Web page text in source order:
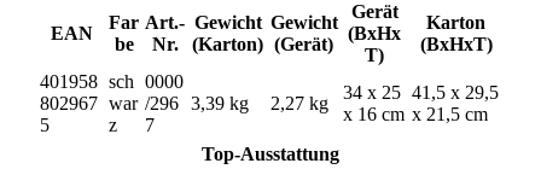
EAN
Far
be
Art.-
Nr.
Gewicht
(Karton)
Gewicht
(Gerät)
Gerät
(BxHx
T)
Karton
(BxHxT)
401958
802967
5
sch
war
z
0000
/296
7
3,39 kg 2,27 kg
34 x 25
x 16 cm
41,5 x 29,5
x 21,5 cm
Top-Ausstattung